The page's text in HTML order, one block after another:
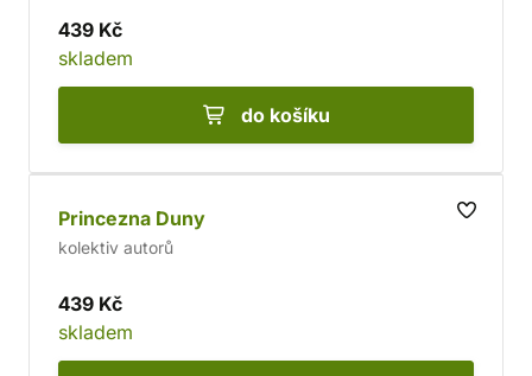
439 Kč
skladem
do košíku
Princezna Duny
kolektiv autorů
439 Kč
skladem